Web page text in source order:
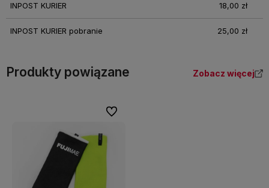
INPOST KURIER 18,00 zł
INPOST KURIER pobranie 25,00 zł
Produkty powiązane Zobacz więcej
Do ulubionych